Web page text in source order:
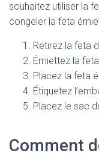
souhaitez utiliser la
congeler la feta
Retirez la feta
Émiettez la
Placez la feta
Étiquetez
Placez le sac
Comment